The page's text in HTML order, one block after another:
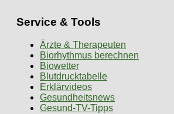
Service & Tools
Ärzte & Therapeuten
Biorhythmus berechnen
Biowetter
Blutdrucktabelle
Erklärvideos
Gesundheitsnews
Gesund-TV-Tipps